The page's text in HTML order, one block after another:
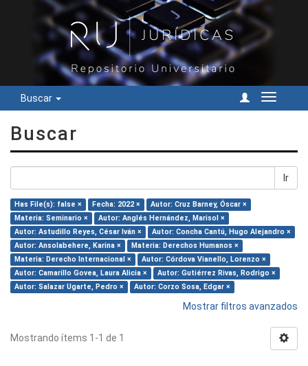
Buscar
Cambiar
Buscar
Ir
Has File(s): false × Fecha: 2022 ×
Autor: Cruz Barney, Óscar ×
Materia: Seminario ×
Autor: Anglés Hernández, Marisol ×
Autor: Astudillo Reyes, César Iván ×
Autor: Concha Cantú, Hugo Alejandro ×
Autor: Ansolabehere, Karina ×
Materia: Derechos Humanos ×
Materia: Derecho Internacional ×
Autor: Córdova Vianello, Lorenzo ×
Autor: Camarillo Govea, Laura Alicia ×
Autor: Gutiérrez Rivas, Rodrigo ×
Autor: Salazar Ugarte, Pedro ×
Autor: Corzo Sosa, Edgar ×
Mostrar filtros avanzados
Mostrando ítems 1-1 de 1